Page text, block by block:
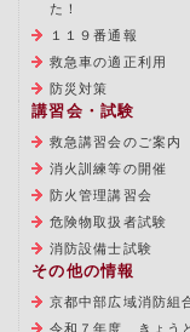
た！
１１９番通報
救急車の適正利用
防災対策
講習会・試験
救急講習会のご案内
消火訓練等の開催
防火管理講習会
危険物取扱者試験
消防設備士試験
その他の情報
京都中部広域消防組
令和７年度 きょう